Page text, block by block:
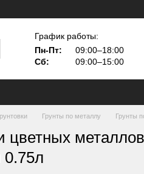
График работы:
Пн-Пт:
09:00–18:00
Сб:
09:00–15:00
Грунты по металлу Грунты
цветных